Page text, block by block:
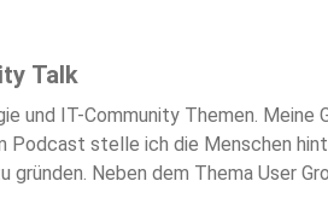
Talk
und IT-Community Themen.
stelle ich die Menschen
gründen. Neben dem Thema User
ist, was sich verändert, was gut